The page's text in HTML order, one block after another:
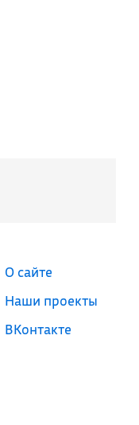
О сайте
Наши проекты
ВКонтакте